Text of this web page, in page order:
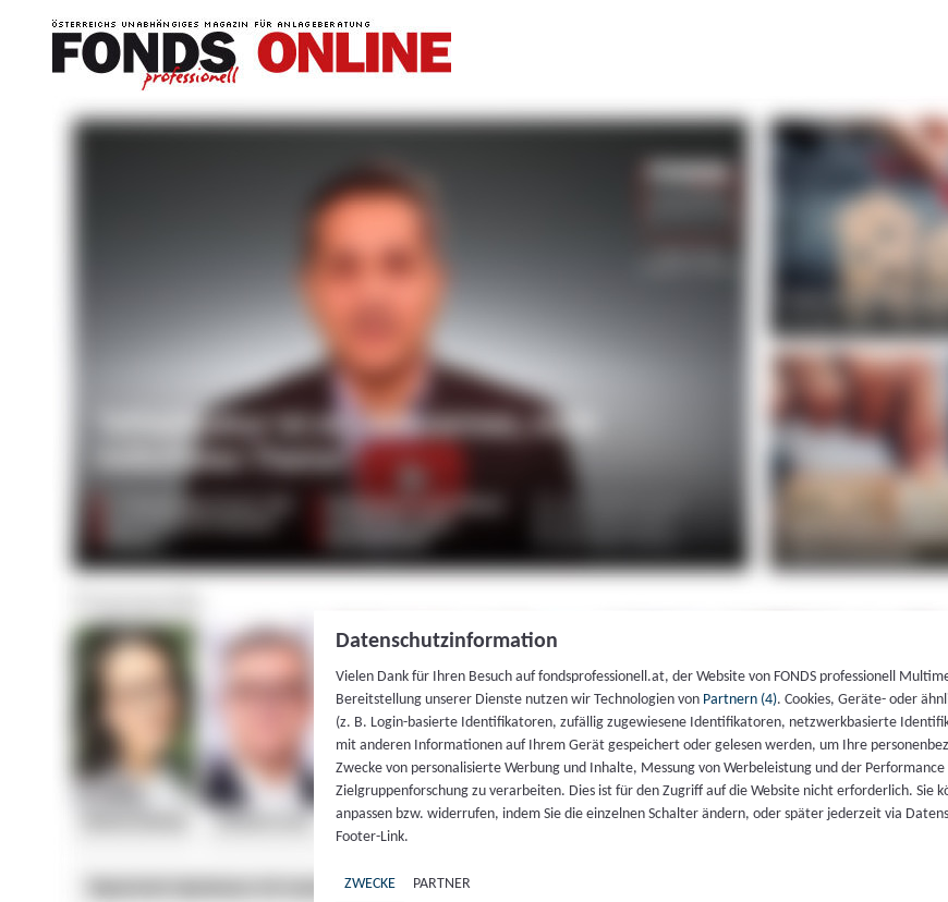
Datenschutzinformation
Vielen Dank für Ihren Besuch auf fondsprofessionell.at, der Website von FONDS professionell
Bereitstellung unserer Dienste nutzen wir Technologien von Partnern (4). Cookies, Geräte- oder
(z. B. Login-basierte Identifikatoren, zufällig zugewiesene Identifikatoren, netzwerkbasierte
mit anderen Informationen auf Ihrem Gerät gespeichert oder gelesen werden, um Ihre
Zwecke von personalisierte Werbung und Inhalte, Messung von Werbeleistung und der
Zielgruppenforschung zu verarbeiten. Dies ist für den Zugriff auf die Website nicht erforderlich. Sie
anpassen bzw. widerrufen, indem Sie die einzelnen Schalter ändern, oder später jederzeit via
Footer-Link.
ZWECKE PARTNER